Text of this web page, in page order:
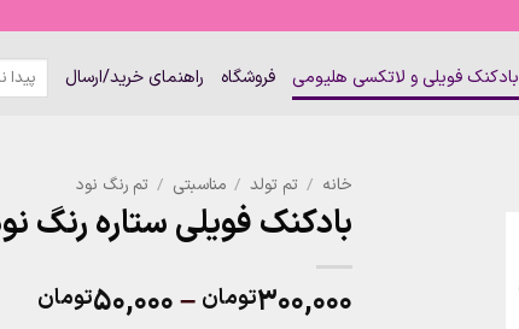
بادکنک فویلی و لاتکسی هلیومی فروشگاه راهنمای خرید/ارسال
جستجو
برای:
خانه / تم تولد / مناسبتی / تم رنگ نود
بادکنک فویلی ستاره رنگ
۳۰۰,۰۰۰تومان –۵۰,۰۰۰تومان